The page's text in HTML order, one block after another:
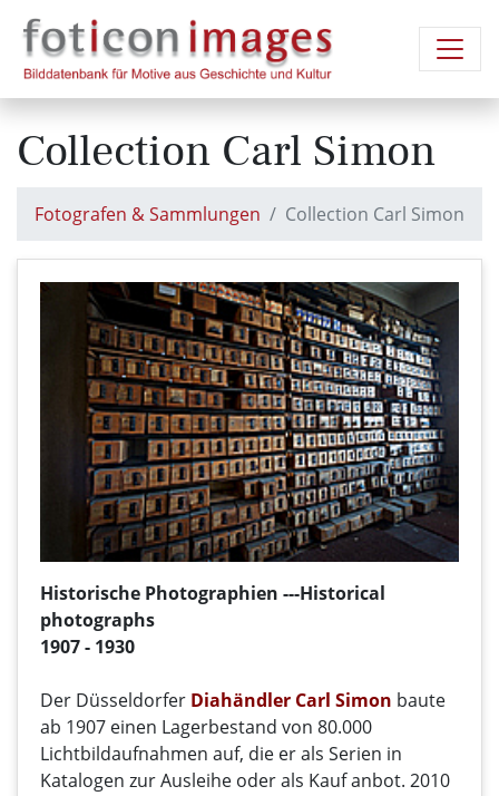
Collection Carl Simon
Fotografen & Sammlungen Collection Carl Simon
Historische Photographien ---Historical
photographs
1907 - 1930
Der Düsseldorfer Diahändler Carl Simon baute
ab 1907 einen Lagerbestand von 80.000
Lichtbildaufnahmen auf, die er als Serien in
Katalogen zur Ausleihe oder als Kauf anbot. 2010